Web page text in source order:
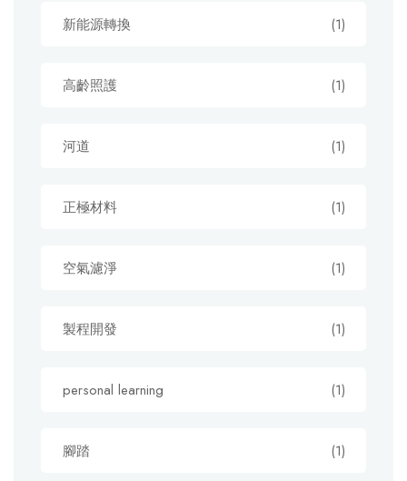
新能源轉換 (1)
高齡照護 (1)
河道 (1)
正極材料 (1)
空氣濾淨 (1)
製程開發 (1)
personal learning (1)
腳踏 (1)